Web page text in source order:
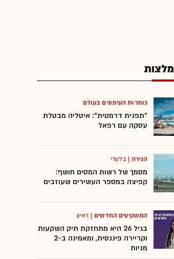
כותרות העיתונים בעולם
"תפנית דרמטית": איטליה מבטלת
עסקה עם רפאל
הגירה |בלעדי
מסמך של רשות המסים חושף:
קפיצה במספר העשירים שעוזבים
המשקיעים החדשים | ראיון
בגיל 26 היא מתחזקת תיק השקעות
וקריירה פיננסית, ומאמינה ב-2
מניות